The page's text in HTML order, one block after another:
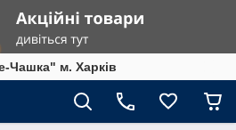
Чашка" м. Харків